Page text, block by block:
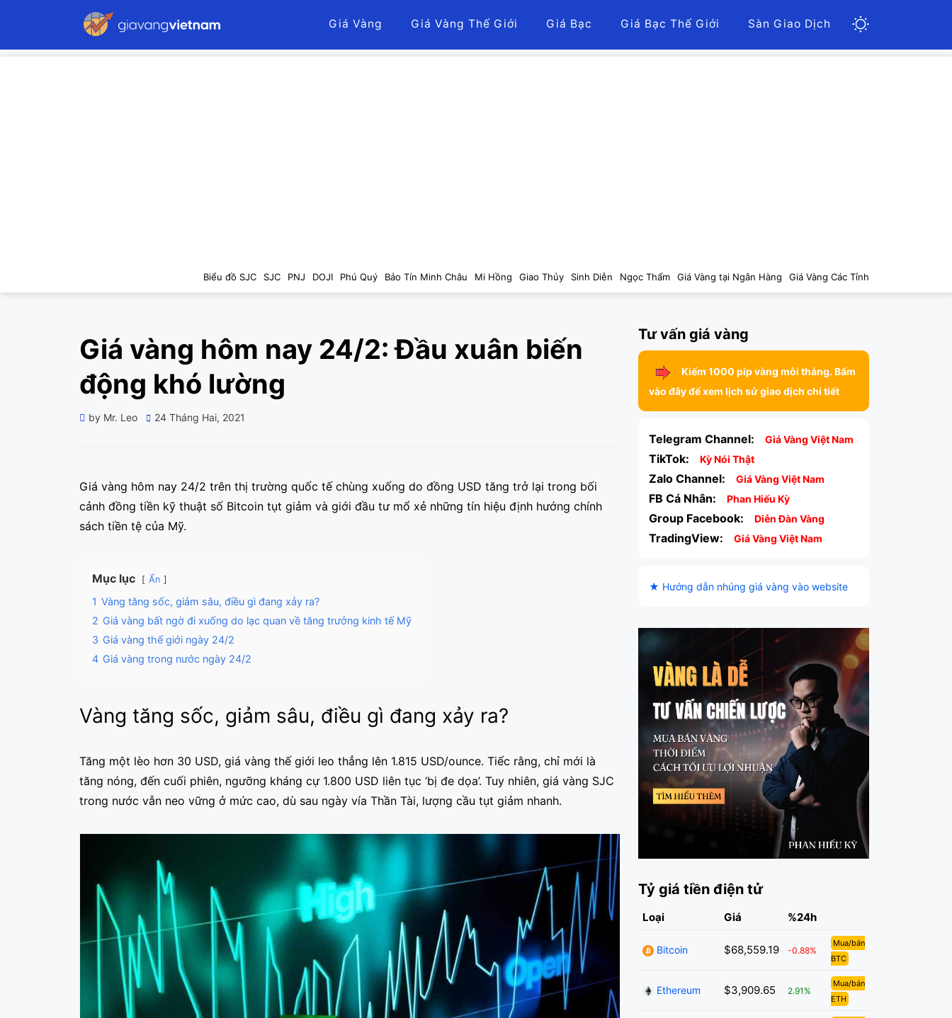
Giá Vàng Giá Vàng Thế Giới Giá Bạc Giá Bạc Thế Giới Sàn Giao Dịch
Biểu đồ SJC SJC PNJ DOJI Phú Quý Bảo Tín Minh Châu Mi Hồng Giao Thủy Sinh Diễn Ngọc Thẩm Giá Vàng tại Ngân Hàng Giá Vàng Các Tỉnh
Giá vàng hôm nay 24/2: Đầu xuân biến
động khó lường
by Mr. Leo
Posted
24 Tháng Hai, 2021
Giá vàng hôm nay 24/2 trên thị trường quốc tế chùng xuống do đồng USD tăng trở lại trong bối
cảnh đồng tiền kỹ thuật số Bitcoin tụt giảm và giới đầu tư mổ xẻ những tín hiệu định hướng chính
sách tiền tệ của Mỹ.
Mục lục Ẩn
1 Vàng tăng sốc, giảm sâu, điều gì đang xảy ra?
2 Giá vàng bất ngờ đi xuống do lạc quan về tăng trưởng kinh tế Mỹ
3 Giá vàng thế giới ngày 24/2
4 Giá vàng trong nước ngày 24/2
Vàng tăng sốc, giảm sâu, điều gì đang xảy ra?
Tăng một lèo hơn 30 USD, giá vàng thế giới leo thẳng lên 1.815 USD/ounce. Tiếc rằng, chỉ mới là
tăng nóng, đến cuối phiên, ngưỡng kháng cự 1.800 USD liên tục ‘bị đe dọa’. Tuy nhiên, giá vàng SJC
trong nước vẫn neo vững ở mức cao, dù sau ngày vía Thần Tài, lượng cầu tụt giảm nhanh.
Tư vấn giá vàng
Kiếm 1000 pip vàng mỗi tháng. Bấm
vào đây để xem lịch sử giao dịch chi tiết
Telegram Channel: Giá Vàng Việt Nam
TikTok: Kỳ Nói Thật
Zalo Channel: Giá Vàng Việt Nam
FB Cá Nhân: Phan Hiếu Kỳ
Group Facebook: Diễn Đàn Vàng
TradingView: Giá Vàng Việt Nam
★ Hướng dẫn nhúng giá vàng vào website
Tỷ giá tiền điện tử
Loại Giá %24h
Bitcoin $68,559.19 -0.88%
Mua/bán
BTC
Ethereum $3,909.65 2.91%
Mua/bán
ETH